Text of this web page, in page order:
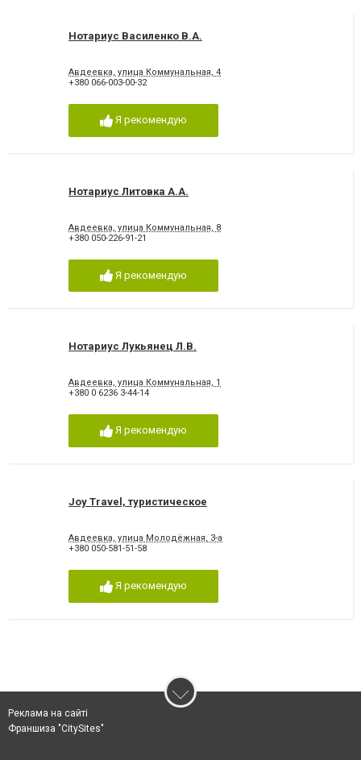
Нотариус Василенко В.А.
Авдеевка, улица Коммунальная, 4
+380 066-003-00-32
Я рекомендую
Нотариус Литовка А.А.
Авдеевка, улица Коммунальная, 8
+380 050-226-91-21
Я рекомендую
Нотариус Лукьянец Л.В.
Авдеевка, улица Коммунальная, 1
+380 0 6236 3-44-14
Я рекомендую
Joy Travel, туристическое
Авдеевка, улица Молодёжная, 3-а
+380 050-581-51-58
Я рекомендую
Реклама на сайті
Франшиза "CitySites"